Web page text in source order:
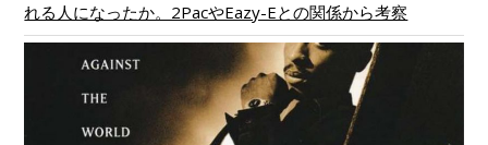
れる人になったか。2PacやEazy-Eとの関係から考察